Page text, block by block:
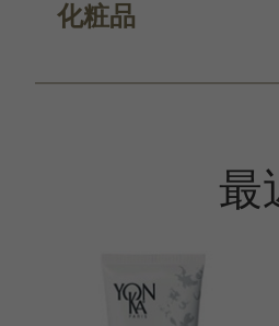
クス/オーガニック
マスクは色々な商
の商品は典型的な
くらいに、ゴシゴ
化粧品
最